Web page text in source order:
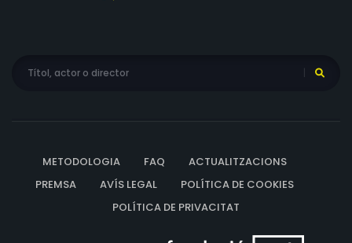
METODOLOGIA FAQ
ACTUALITZACIONS
PREMSA
AVÍS LEGAL
POLÍTICA DE COOKIES
POLÍTICA DE PRIVACITAT